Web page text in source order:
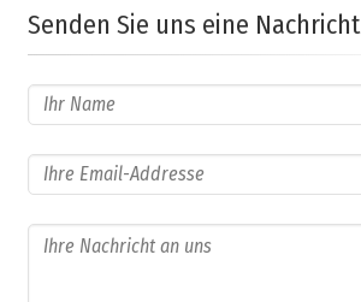
Senden Sie uns eine Nachricht